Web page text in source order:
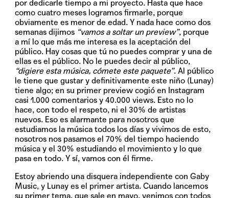
por dedicarle tiempo a mi proyecto. Hasta que hace
como cuatro meses logramos firmarle, porque
obviamente es menor de edad. Y nada hace como dos
semanas dijimos “vamos a soltar un preview”, porque
a mí lo que más me interesa es la aceptación del
público. Hay cosas que tú no puedes comprar y una de
ellas es el público. No le puedes decir al público,
“digiere esta música, cómete este paquete”. Al público
le tiene que gustar y definitivamente este niño (Lunay)
tiene algo; en su primer preview cogió en Instagram
casi 1.000 comentarios y 40.000 views. Esto no lo
hace, con todo el respeto, ni el 30% de artistas
nuevos. Eso es alarmante para nosotros que
estudiamos la música todos los días y vivimos de esto,
nosotros nos pasamos el 70% del tiempo haciendo
música y el 30% estudiando el movimiento y lo que
pasa en todo. Y sí, vamos con él firme.
Estoy abriendo una disquera independiente con Gaby
Music, y Lunay es el primer artista. Cuando lancemos
su primer tema, que sale en mayo, venimos con todos